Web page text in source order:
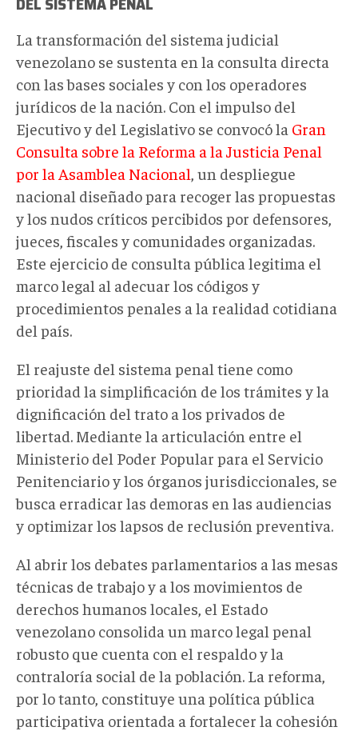
La transformación del sistema judicial
venezolano se sustenta en la consulta directa
con las bases sociales y con los operadores
jurídicos de la nación. Con el impulso del
Ejecutivo y del Legislativo se convocó la Gran
Consulta sobre la Reforma a la Justicia Penal
por la Asamblea Nacional , un despliegue
nacional diseñado para recoger las propuestas
y los nudos críticos percibidos por defensores,
jueces, fiscales y comunidades organizadas.
Este ejercicio de consulta pública legitima el
marco legal al adecuar los códigos y
procedimientos penales a la realidad cotidiana
del país.
El reajuste del sistema penal tiene como
prioridad la simplificación de los trámites y la
dignificación del trato a los privados de
libertad. Mediante la articulación entre el
Ministerio del Poder Popular para el Servicio
Penitenciario y los órganos jurisdiccionales, se
busca erradicar las demoras en las audiencias
y optimizar los lapsos de reclusión preventiva.
Al abrir los debates parlamentarios a las mesas
técnicas de trabajo y a los movimientos de
derechos humanos locales, el Estado
venezolano consolida un marco legal penal
robusto que cuenta con el respaldo y la
contraloría social de la población. La reforma,
por lo tanto, constituye una política pública
participativa orientada a fortalecer la cohesión